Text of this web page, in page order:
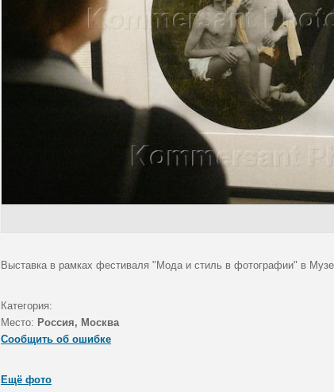
Выставка в рамках фестиваля "Мода и стиль в фотографии" в
Категория:
Место: Россия, Москва
Сообщить об ошибке
Ещё фото